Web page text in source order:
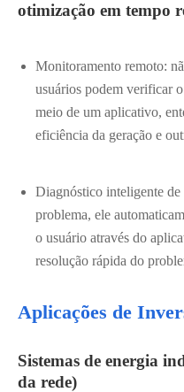
otimização em tempo
Monitoramento remoto:
usuários podem verificar
meio de um aplicativo,
eficiência da geração e
Diagnóstico inteligente
problema, ele
o usuário através do
resolução rápida do
Aplicações de
Sistemas de energia
da rede)